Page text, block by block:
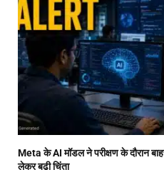
Meta के AI मॉडल ने परीक्षण के दौरान
लेकर बढ़ी चिंता